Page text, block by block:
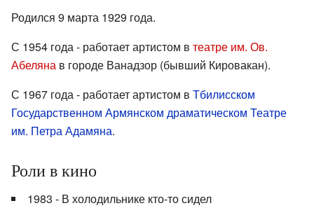
Родился 9 марта 1929 года.
С 1954 года - работает артистом в театре им. Ов.
Абеляна в городе Ванадзор (бывший Кировакан).
С 1967 года - работает артистом в Тбилисском
Государственном Армянском драматическом Театре
им. Петра Адамяна.
Роли в кино
1983 - В холодильнике кто-то сидел